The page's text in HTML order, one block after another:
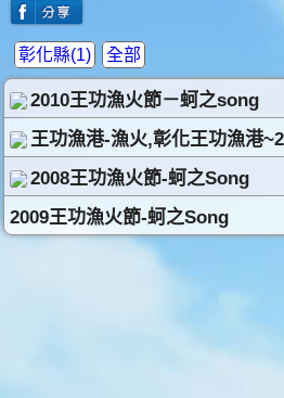
全部
彰化縣(1)
2010王功漁火節－蚵之song
王功漁港-漁火,彰化王功漁港
2008王功漁火節-蚵之Song
2009王功漁火節-蚵之Song